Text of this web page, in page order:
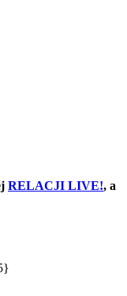
RELACJI LIVE!, a